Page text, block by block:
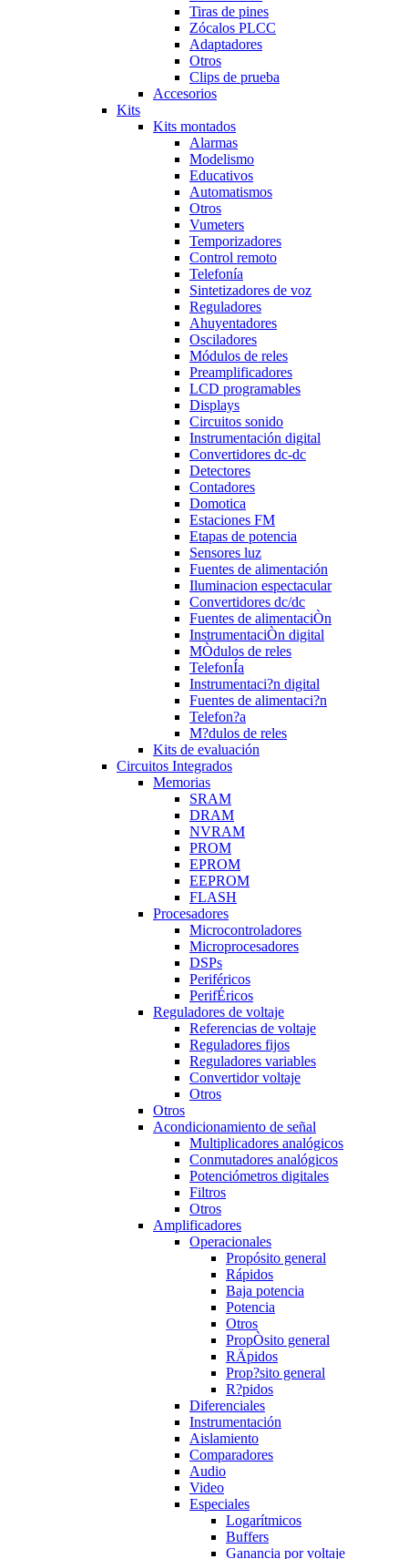
Tiras de pines
Zócalos PLCC
Adaptadores
Otros
Clips de prueba
Accesorios
Kits
Kits montados
Alarmas
Modelismo
Educativos
Automatismos
Otros
Vumeters
Temporizadores
Control remoto
Telefonía
Sintetizadores de voz
Reguladores
Ahuyentadores
Osciladores
Módulos de reles
Preamplificadores
LCD programables
Displays
Circuitos sonido
Instrumentación digital
Convertidores dc-dc
Detectores
Contadores
Domotica
Estaciones FM
Etapas de potencia
Sensores luz
Fuentes de alimentación
Iluminacion espectacular
Convertidores dc/dc
Fuentes de alimentaciÒn
InstrumentaciÒn digital
MÒdulos de reles
TelefonÍa
Instrumentaci?n digital
Fuentes de alimentaci?n
Telefon?a
M?dulos de reles
Kits de evaluación
Circuitos Integrados
Memorias
SRAM
DRAM
NVRAM
PROM
EPROM
EEPROM
FLASH
Procesadores
Microcontroladores
Microprocesadores
DSPs
Periféricos
PerifÉricos
Reguladores de voltaje
Referencias de voltaje
Reguladores fijos
Reguladores variables
Convertidor voltaje
Otros
Otros
Acondicionamiento de señal
Multiplicadores analógicos
Conmutadores analógicos
Potenciómetros digitales
Filtros
Otros
Amplificadores
Operacionales
Propósito general
Rápidos
Baja potencia
Potencia
Otros
PropÒsito general
RÄpidos
Prop?sito general
R?pidos
Diferenciales
Instrumentación
Aislamiento
Comparadores
Audio
Video
Especiales
Logarítmicos
Buffers
Ganancia por voltaje